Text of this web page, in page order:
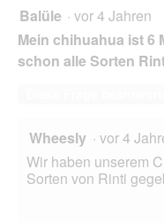
Balüle · vor 4 Jahren
Mein chihuahua ist 6
schon alle Sorten
Wheesly · vor 4
Wir haben unserem
Sorten von Rinti